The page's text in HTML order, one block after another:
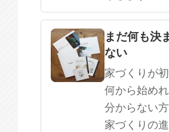
まだ何も決
ない
家づくりが初
何から始め
分からない方
家づくりの